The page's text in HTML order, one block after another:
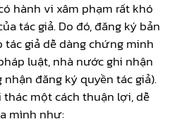
hành vi xâm phạm rất khó
tác giả. Do đó, đăng ký bản
giả dễ dàng chứng minh
luật, nhà nước ghi nhận
đăng ký quyền tác giả).
một cách thuận lợi, dễ
mình như: